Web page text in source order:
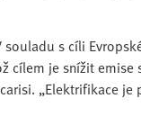
s cíli
cílem je snížit emise
„Elektrifikace